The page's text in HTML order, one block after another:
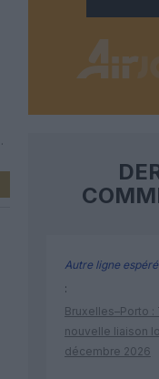
Autre ligne
:
Bruxelles–Porto :
nouvelle liaison
décembre 2026